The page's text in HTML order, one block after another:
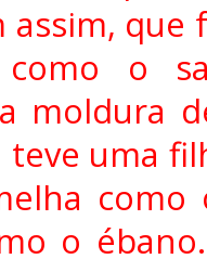
que
como o
moldura
teve uma
o